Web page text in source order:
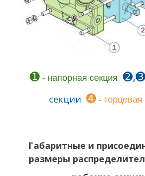
➊ - напорная секция ➋,➌
секции ➍- торцевая
Габаритные и
размеры р